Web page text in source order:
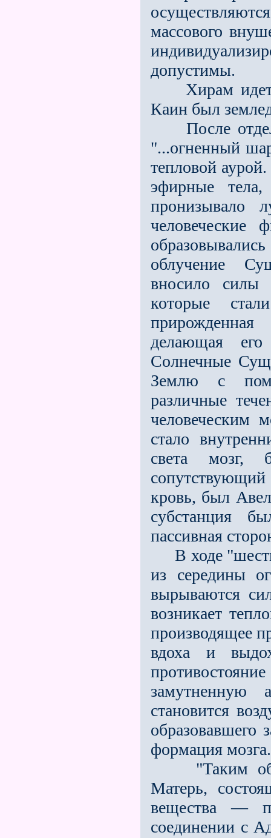
массового
допустимы.
Хирам идет к
Каин был
После
"...огненный
тепловой
эфирные
пронизывало
облучение
вносило силы
которые
делающая
Солнечные
Землю с
различные
человеческим
стало
света мозг,
кровь, был
субстанция
пассивная
В ходе "шести
из середины
вырываются
возникает
производящее
вдоха и
замутненную
становится
образовавшего
формация мозга.
"Таким
Матерь,
вещества —
соединении с